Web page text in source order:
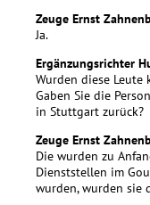
Zeuge Ernst
Ja.
Ergänzungsrichter
Wurden diese Leute
Gaben Sie die
in Stuttgart zurück?
Zeuge Ernst
Die wurden zu
Dienststellen im
wurden, wurden sie